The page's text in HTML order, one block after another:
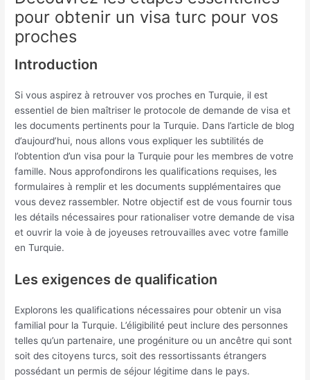
pour obtenir un visa turc pour vos
proches
Introduction
Si vous aspirez à retrouver vos proches en Turquie, il est
essentiel de bien maîtriser le protocole de demande de visa et
les documents pertinents pour la Turquie. Dans l’article de blog
d’aujourd’hui, nous allons vous expliquer les subtilités de
l’obtention d’un visa pour la Turquie pour les membres de votre
famille. Nous approfondirons les qualifications requises, les
formulaires à remplir et les documents supplémentaires que
vous devez rassembler. Notre objectif est de vous fournir tous
les détails nécessaires pour rationaliser votre demande de visa
et ouvrir la voie à de joyeuses retrouvailles avec votre famille
en Turquie.
Les exigences de qualification
Explorons les qualifications nécessaires pour obtenir un visa
familial pour la Turquie. L’éligibilité peut inclure des personnes
telles qu’un partenaire, une progéniture ou un ancêtre qui sont
soit des citoyens turcs, soit des ressortissants étrangers
possédant un permis de séjour légitime dans le pays.